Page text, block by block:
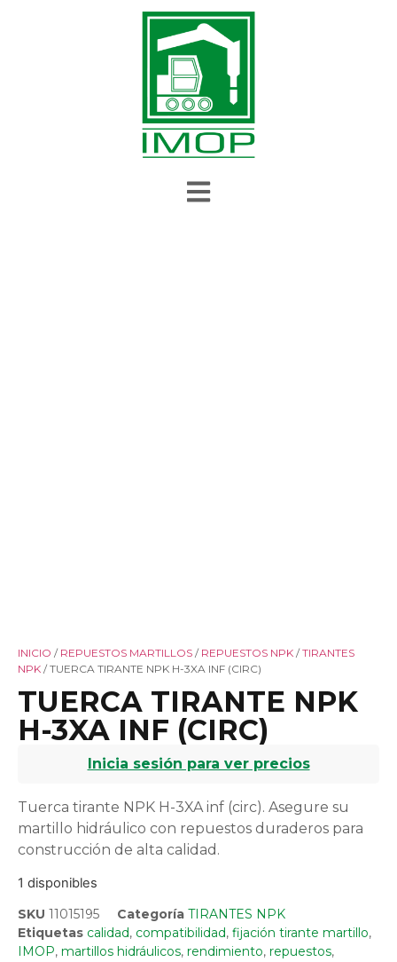
INICIO / REPUESTOS MARTILLOS / REPUESTOS NPK /TIRANTES
NPK / TUERCA TIRANTE NPK H-3XA INF (CIRC)
TUERCA TIRANTE NPK
H-3XA INF (CIRC)
Inicia sesión para ver precios
Tuerca tirante NPK H-3XA inf (circ). Asegure su
martillo hidráulico con repuestos duraderos para
construcción de alta calidad.
1 disponibles
SKU 11015195 Categoría TIRANTES NPK
Etiquetas calidad, compatibilidad, fijación tirante martillo,
IMOP, martillos hidráulicos, rendimiento, repuestos,